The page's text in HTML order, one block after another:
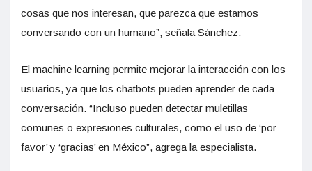
cosas que nos interesan, que parezca que estamos
conversando con un humano”, señala Sánchez.
El machine learning permite mejorar la interacción con los
usuarios, ya que los chatbots pueden aprender de cada
conversación. “Incluso pueden detectar muletillas
comunes o expresiones culturales, como el uso de ‘por
favor’ y ‘gracias’ en México”, agrega la especialista.